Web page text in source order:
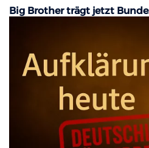
Big Brother trägt jetzt